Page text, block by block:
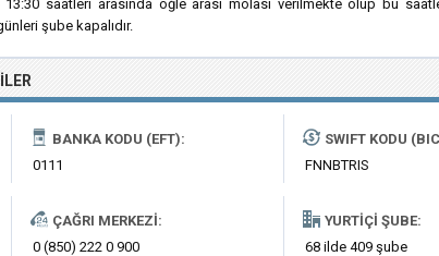
saatleri arasında öğle arası molası verilmekte olup bu
şube kapalıdır.
BANKA KODU (EFT):
0111
SWIFT KODU
FNNBTRIS
ÇAĞRI MERKEZI:
0 (850) 222 0 900
YURTIÇI ŞUBE:
68 ilde 409 şube